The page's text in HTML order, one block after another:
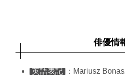
俳優情
英語表記
：Mariusz